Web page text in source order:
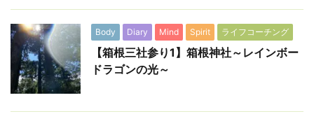
Body Diary Mind Spirit ライフコーチング
【箱根三社参り1】箱根神社～レインボー
ドラゴンの光～